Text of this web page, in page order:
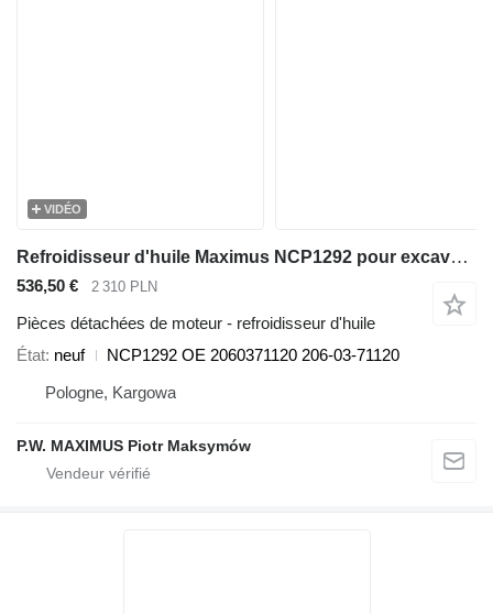
VIDÉO
Refroidisseur d'huile Maximus NCP1292 pour excavateur Komatsu PC220 PC230 PC240 PC270 PC290
536,50 € 2 310 PLN
Pièces détachées de moteur - refroidisseur d'huile
État neuf
NCP1292 OE 2060371120 206-03-71120
Pologne, Kargowa
P.W. MAXIMUS Piotr Maksymów